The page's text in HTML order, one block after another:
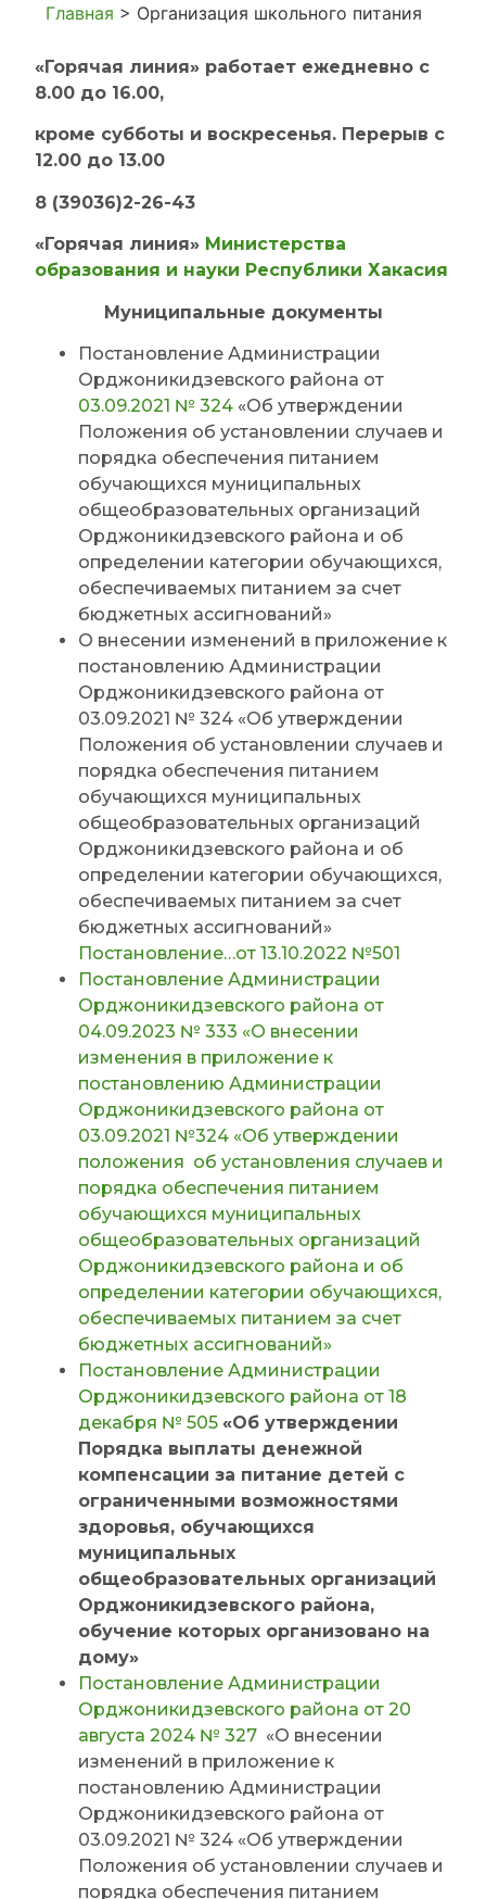
Главная > Организация школьного питания
«Горячая линия» работает ежедневно с
8.00 до 16.00,
кроме субботы и воскресенья. Перерыв с
12.00 до 13.00
8 (39036)2-26-43
«Горячая линия» Министерства
образования и науки Республики Хакасия
Муниципальные документы
Постановление Администрации
Орджоникидзевского района от
03.09.2021 № 324 «Об утверждении
Положения об установлении случаев и
порядка обеспечения питанием
обучающихся муниципальных
общеобразовательных организаций
Орджоникидзевского района и об
определении категории обучающихся,
обеспечиваемых питанием за счет
бюджетных ассигнований»
О внесении изменений в приложение к
постановлению Администрации
Орджоникидзевского района от
03.09.2021 № 324 «Об утверждении
Положения об установлении случаев и
порядка обеспечения питанием
обучающихся муниципальных
общеобразовательных организаций
Орджоникидзевского района и об
определении категории обучающихся,
обеспечиваемых питанием за счет
бюджетных ассигнований»
Постановление…от 13.10.2022 №501
Постановление Администрации
Орджоникидзевского района от
04.09.2023 № 333 «О внесении
изменения в приложение к
постановлению Администрации
Орджоникидзевского района от
03.09.2021 №324 «Об утверждении
положения об установления случаев и
порядка обеспечения питанием
обучающихся муниципальных
общеобразовательных организаций
Орджоникидзевского района и об
определении категории обучающихся,
обеспечиваемых питанием за счет
бюджетных ассигнований»
Постановление Администрации
Орджоникидзевского района от 18
декабря № 505 «Об утверждении
Порядка выплаты денежной
компенсации за питание детей с
ограниченными возможностями
здоровья, обучающихся
муниципальных
общеобразовательных организаций
Орджоникидзевского района,
обучение которых организовано на
дому»
Постановление Администрации
Орджоникидзевского района от 20
августа 2024 № 327 «О внесении
изменений в приложение к
постановлению Администрации
Орджоникидзевского района от
03.09.2021 № 324 «Об утверждении
Положения об установлении случаев и
порядка обеспечения питанием